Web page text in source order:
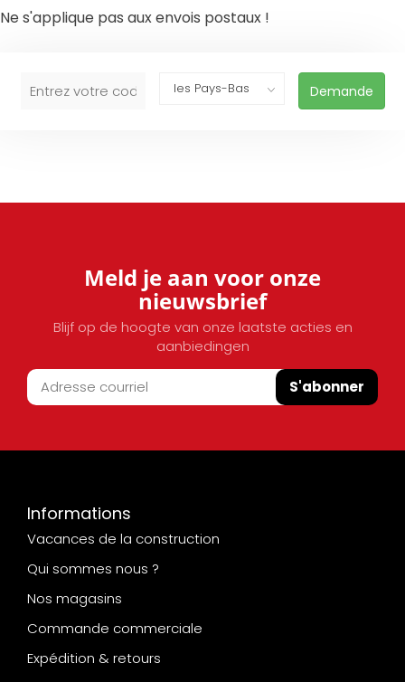
Ne s'applique pas aux envois postaux !
Demande
Meld je aan voor onze
nieuwsbrief
Blijf op de hoogte van onze laatste acties en
aanbiedingen
S'abonner
Informations
Vacances de la construction
Qui sommes nous ?
Nos magasins
Commande commerciale
Expédition & retours